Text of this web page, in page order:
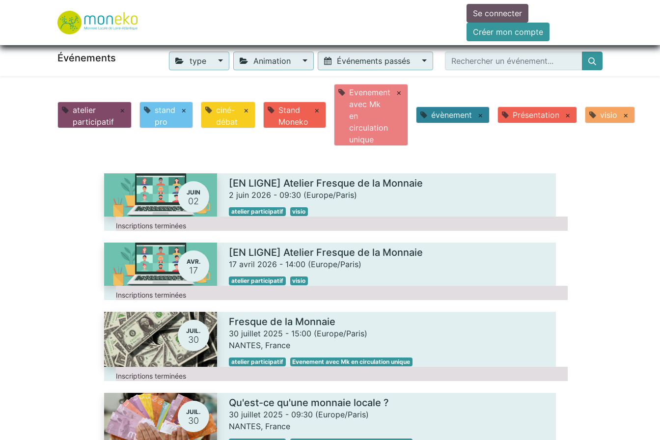
Faire un don
Se connecter
Créer mon compte
Événements type Animation Événements passés
atelier
participatif
×
stand
pro
×
ciné-
débat
×
Stand
Moneko
×
Evenement
avec Mk
en
circulation
unique
×
évènement × Présentation × visio ×
JUIN
02
[EN LIGNE] Atelier Fresque de la Monnaie
2 juin 2026 - 09:30 (Europe/Paris)
atelier participatif visio
Inscriptions terminées
AVR.
17
[EN LIGNE] Atelier Fresque de la Monnaie
17 avril 2026 - 14:00 (Europe/Paris)
atelier participatif visio
Inscriptions terminées
JUIL.
30
Fresque de la Monnaie
30 juillet 2025 - 15:00 (Europe/Paris)
NANTES, France
atelier participatif Evenement avec Mk en circulation unique
Inscriptions terminées
JUIL.
30
Qu'est-ce qu'une monnaie locale ?
30 juillet 2025 - 09:30 (Europe/Paris)
NANTES, France